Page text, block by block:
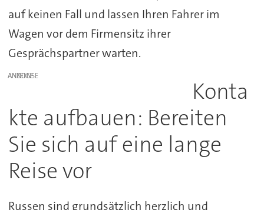
auf keinen Fall und lassen Ihren Fahrer im
Wagen vor dem Firmensitz ihrer
Gesprächspartner warten.
ANZEIGE
Konta
kte aufbauen: Bereiten
Sie sich auf eine lange
Reise vor
Russen sind grundsätzlich herzlich und